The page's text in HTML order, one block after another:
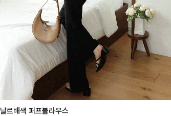
날르배색 퍼프블라우스